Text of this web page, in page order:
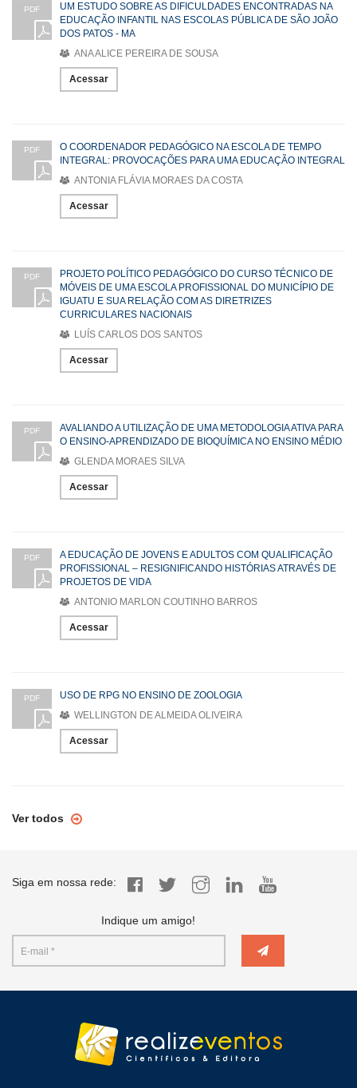
PDF
UM ESTUDO SOBRE AS DIFICULDADES ENCONTRADAS NA
EDUCAÇÃO INFANTIL NAS ESCOLAS PÚBLICA DE SÃO JOÃO
DOS PATOS - MA
ANA ALICE PEREIRA DE SOUSA
Acessar
PDF
O COORDENADOR PEDAGÓGICO NA ESCOLA DE TEMPO
INTEGRAL: PROVOCAÇÕES PARA UMA EDUCAÇÃO INTEGRAL
ANTONIA FLÁVIA MORAES DA COSTA
Acessar
PDF
PROJETO POLÍTICO PEDAGÓGICO DO CURSO TÉCNICO DE
MÓVEIS DE UMA ESCOLA PROFISSIONAL DO MUNICÍPIO DE
IGUATU E SUA RELAÇÃO COM AS DIRETRIZES
CURRICULARES NACIONAIS
LUÍS CARLOS DOS SANTOS
Acessar
PDF
AVALIANDO A UTILIZAÇÃO DE UMA METODOLOGIA ATIVA PARA
O ENSINO-APRENDIZADO DE BIOQUÍMICA NO ENSINO MÉDIO
GLENDA MORAES SILVA
Acessar
PDF
A EDUCAÇÃO DE JOVENS E ADULTOS COM QUALIFICAÇÃO
PROFISSIONAL – RESIGNIFICANDO HISTÓRIAS ATRAVÉS DE
PROJETOS DE VIDA
ANTONIO MARLON COUTINHO BARROS
Acessar
PDF
USO DE RPG NO ENSINO DE ZOOLOGIA
WELLINGTON DE ALMEIDA OLIVEIRA
Acessar
Ver todos
Siga em nossa rede:
Indique um amigo!